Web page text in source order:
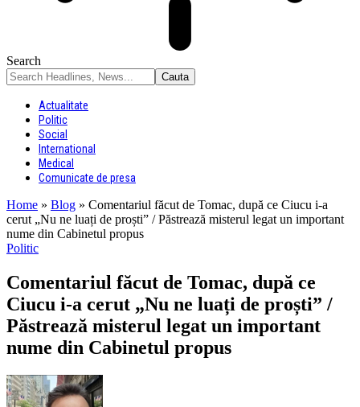
Search
Actualitate
Politic
Social
International
Medical
Comunicate de presa
Home » Blog » Comentariul făcut de Tomac, după ce Ciucu i-a
cerut „Nu ne luați de proști” / Păstrează misterul legat un important
nume din Cabinetul propus
Politic
Comentariul făcut de Tomac, după ce
Ciucu i-a cerut „Nu ne luați de proști” /
Păstrează misterul legat un important
nume din Cabinetul propus